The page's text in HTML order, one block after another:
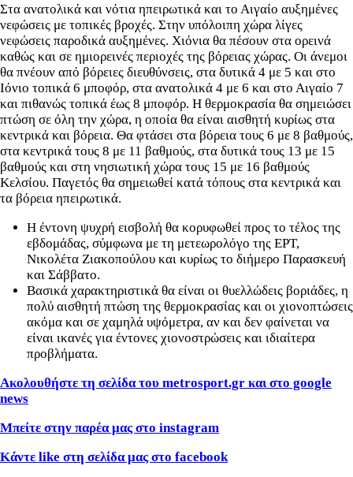
Στα ανατολικά και νότια ηπειρωτικά και το Αιγαίο αυξημένες
νεφώσεις με τοπικές βροχές. Στην υπόλοιπη χώρα λίγες
νεφώσεις παροδικά αυξημένες. Xιόνια θα πέσουν στα ορεινά
καθώς και σε ημιορεινές περιοχές της βόρειας χώρας. Οι άνεμοι
θα πνέουν από βόρειες διευθύνσεις, στα δυτικά 4 με 5 και στο
Ιόνιο τοπικά 6 μποφόρ, στα ανατολικά 4 με 6 και στο Αιγαίο 7
και πιθανώς τοπικά έως 8 μποφόρ. Η θερμοκρασία θα σημειώσει
πτώση σε όλη την χώρα, η οποία θα είναι αισθητή κυρίως στα
κεντρικά και βόρεια. Θα φτάσει στα βόρεια τους 6 με 8 βαθμούς,
στα κεντρικά τους 8 με 11 βαθμούς, στα δυτικά τους 13 με 15
βαθμούς και στη νησιωτική χώρα τους 15 με 16 βαθμούς
Κελσίου. Παγετός θα σημειωθεί κατά τόπους στα κεντρικά και
τα βόρεια ηπειρωτικά.
Η έντονη ψυχρή εισβολή θα κορυφωθεί προς το τέλος της
εβδομάδας, σύμφωνα με τη μετεωρολόγο της ΕΡΤ,
Νικολέτα Ζιακοπούλου και κυρίως το διήμερο Παρασκευή
και Σάββατο.
Βασικά χαρακτηριστικά θα είναι οι θυελλώδεις βοριάδες, η
πολύ αισθητή πτώση της θερμοκρασίας και οι χιονοπτώσεις
ακόμα και σε χαμηλά υψόμετρα, αν και δεν φαίνεται να
είναι ικανές για έντονες χιονοστρώσεις και ιδιαίτερα
προβλήματα.
Ακολουθήστε τη σελίδα του metrosport.gr και στο google
news
Μπείτε στην παρέα μας στο instagram
Κάντε like στη σελίδα μας στο facebook